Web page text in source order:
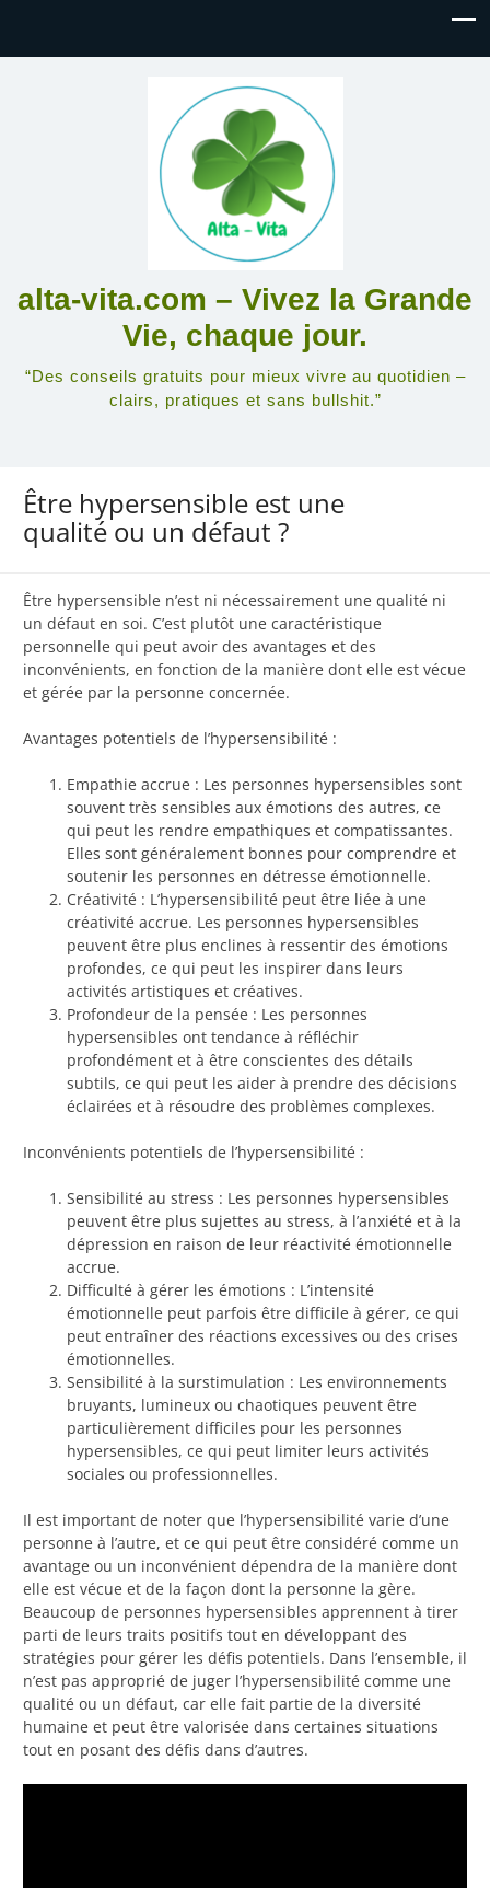
alta-vita.com – Vivez la Grande
Vie, chaque jour.
“Des conseils gratuits pour mieux vivre au quotidien –
clairs, pratiques et sans bullshit.”
Être hypersensible est une
qualité ou un défaut ?
Être hypersensible n’est ni nécessairement une qualité ni
un défaut en soi. C’est plutôt une caractéristique
personnelle qui peut avoir des avantages et des
inconvénients, en fonction de la manière dont elle est vécue
et gérée par la personne concernée.
Avantages potentiels de l’hypersensibilité :
Empathie accrue : Les personnes hypersensibles sont
souvent très sensibles aux émotions des autres, ce
qui peut les rendre empathiques et compatissantes.
Elles sont généralement bonnes pour comprendre et
soutenir les personnes en détresse émotionnelle.
Créativité : L’hypersensibilité peut être liée à une
créativité accrue. Les personnes hypersensibles
peuvent être plus enclines à ressentir des émotions
profondes, ce qui peut les inspirer dans leurs
activités artistiques et créatives.
Profondeur de la pensée : Les personnes
hypersensibles ont tendance à réfléchir
profondément et à être conscientes des détails
subtils, ce qui peut les aider à prendre des décisions
éclairées et à résoudre des problèmes complexes.
Inconvénients potentiels de l’hypersensibilité :
Sensibilité au stress : Les personnes hypersensibles
peuvent être plus sujettes au stress, à l’anxiété et à la
dépression en raison de leur réactivité émotionnelle
accrue.
Difficulté à gérer les émotions : L’intensité
émotionnelle peut parfois être difficile à gérer, ce qui
peut entraîner des réactions excessives ou des crises
émotionnelles.
Sensibilité à la surstimulation : Les environnements
bruyants, lumineux ou chaotiques peuvent être
particulièrement difficiles pour les personnes
hypersensibles, ce qui peut limiter leurs activités
sociales ou professionnelles.
Il est important de noter que l’hypersensibilité varie d’une
personne à l’autre, et ce qui peut être considéré comme un
avantage ou un inconvénient dépendra de la manière dont
elle est vécue et de la façon dont la personne la gère.
Beaucoup de personnes hypersensibles apprennent à tirer
parti de leurs traits positifs tout en développant des
stratégies pour gérer les défis potentiels. Dans l’ensemble, il
n’est pas approprié de juger l’hypersensibilité comme une
qualité ou un défaut, car elle fait partie de la diversité
humaine et peut être valorisée dans certaines situations
tout en posant des défis dans d’autres.